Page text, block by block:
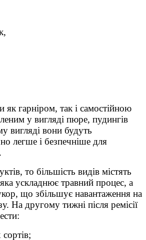
гарніром, так і самостійною
у вигляді пюре, пудингів
вигляді вони будуть
легше і безпечніше для
то більшість видів містять
ускладнює травний процес, а
що збільшує навантаження на
На другому тижні після ремісії